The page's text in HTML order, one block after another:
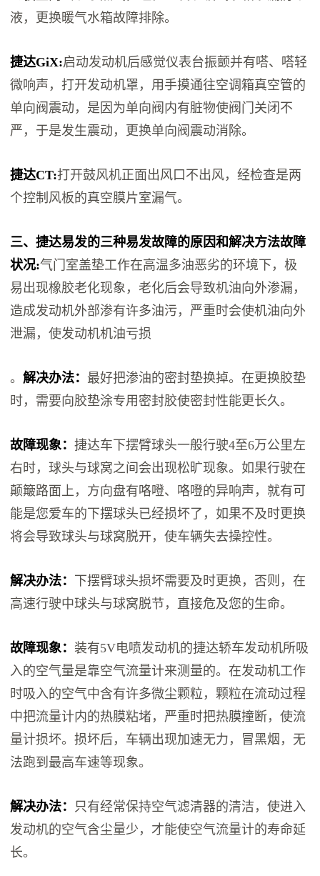
液，更换暖气水箱故障排除。
捷达GiX:启动发动机后感觉仪表台振颤并有嗒、嗒轻
微响声，打开发动机罩，用手摸通往空调箱真空管的
单向阀震动，是因为单向阀内有脏物使阀门关闭不
严，于是发生震动，更换单向阀震动消除。
捷达CT:打开鼓风机正面出风口不出风，经检查是两
个控制风板的真空膜片室漏气。
三、捷达易发的三种易发故障的原因和解决方法故障
状况:气门室盖垫工作在高温多油恶劣的环境下，极
易出现橡胶老化现象，老化后会导致机油向外渗漏，
造成发动机外部渗有许多油污，严重时会使机油向外
泄漏，使发动机机油亏损
。解决办法： 最好把渗油的密封垫换掉。在更换胶垫
时，需要向胶垫涂专用密封胶使密封性能更长久。
故障现象：捷达车下摆臂球头一般行驶4至6万公里左
右时，球头与球窝之间会出现松旷现象。如果行驶在
颠簸路面上，方向盘有咯噔、咯噔的异响声，就有可
能是您爱车的下摆球头已经损坏了，如果不及时更换
将会导致球头与球窝脱开，使车辆失去操控性。
解决办法：
下摆臂球头损坏需要及时更换，否则，在
高速行驶中球头与球窝脱节，直接危及您的生命。
故障现象： 装有5V电喷发动机的捷达轿车发动机所吸
入的空气量是靠空气流量计来测量的。在发动机工作
时吸入的空气中含有许多微尘颗粒，颗粒在流动过程
中把流量计内的热膜粘堵，严重时把热膜撞断，使流
量计损坏。损坏后，车辆出现加速无力，冒黑烟，无
法跑到最高车速等现象。
解决办法： 只有经常保持空气滤清器的清洁，使进入
发动机的空气含尘量少，才能使空气流量计的寿命延
长。